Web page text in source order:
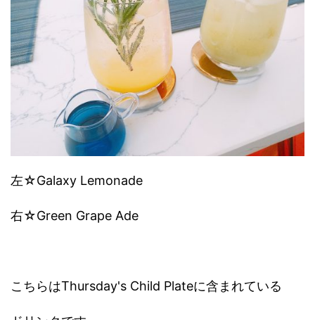
左☆Galaxy Lemonade
右☆Green Grape Ade
こちらはThursday's Child Plateに含まれている